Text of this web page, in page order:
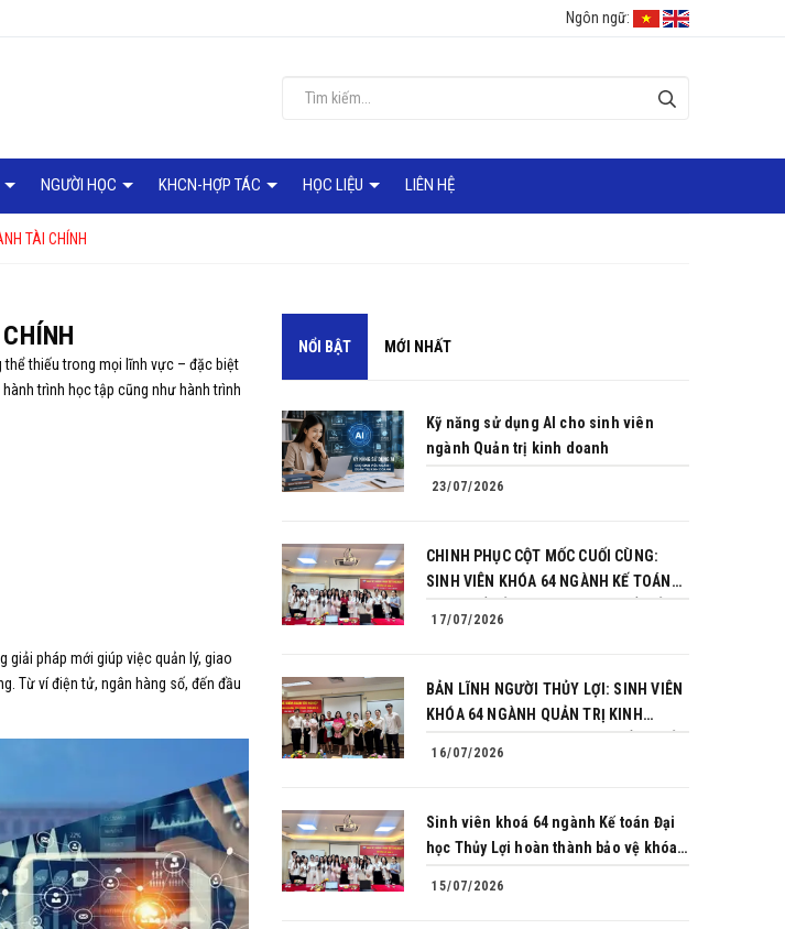
Ngôn ngữ:
NGƯỜI HỌC KHCN-HỢP TÁC HỌC LIỆU LIÊN HỆ
TÀI CHÍNH
thể thiếu trong mọi lĩnh vực – đặc biệt
trình học tập cũng như hành trình
giải pháp mới giúp việc quản lý, giao
Từ ví điện tử, ngân hàng số, đến đầu
NỔI BẬT MỚI NHẤT
Kỹ năng sử dụng AI cho sinh viên
ngành Quản trị kinh doanh
23/07/2026
CHINH PHỤC CỘT MỐC CUỐI CÙNG:
SINH VIÊN KHÓA 64 NGÀNH KẾ TOÁN
17/07/2026
BẢN LĨNH NGƯỜI THỦY LỢI: SINH VIÊN
KHÓA 64 NGÀNH QUẢN TRỊ KINH
16/07/2026
Sinh viên khoá 64 ngành Kế toán Đại
học Thủy Lợi hoàn thành bảo vệ khóa
15/07/2026